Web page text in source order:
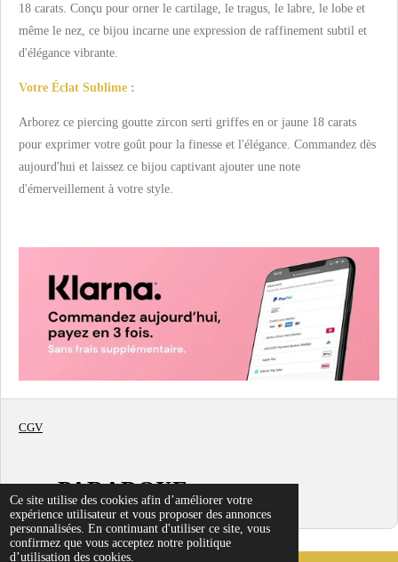
Ce site utilise des cookies afin d’améliorer votre
expérience utilisateur et vous proposer des annonces
personnalisées. En continuant d'utiliser ce site, vous
confirmez que vous acceptez notre politique
d’utilisation des cookies.
18 carats. Conçu pour orner le cartilage, le tragus, le labre, le lobe et
même le nez, ce bijou incarne une expression de raffinement subtil et
d'élégance vibrante.
Votre Éclat Sublime :
Arborez ce piercing goutte zircon serti griffes en or jaune 18 carats
pour exprimer votre goût pour la finesse et l'élégance. Commandez dès
aujourd'hui et laissez ce bijou captivant ajouter une note
d'émerveillement à votre style.
CGV
© 2022 PARADOXE